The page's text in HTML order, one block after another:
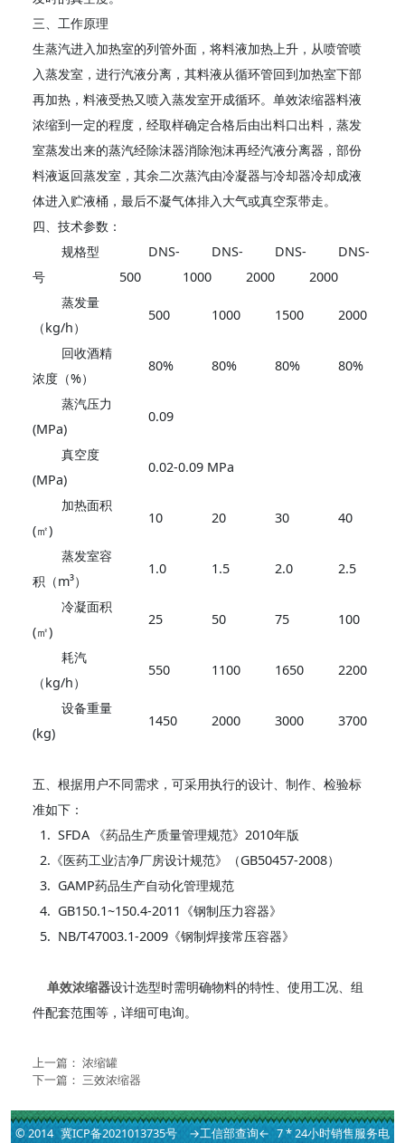
三、工作原理
生蒸汽进入加热室的列管外面，将料液加热上升，从喷管喷
入蒸发室，进行汽液分离，其料液从循环管回到加热室下部
再加热，料液受热又喷入蒸发室开成循环。单效浓缩器料液
浓缩到一定的程度，经取样确定合格后由出料口出料，蒸发
室蒸发出来的蒸汽经除沫器消除泡沫再经汽液分离器，部份
料液返回蒸发室，其余二次蒸汽由冷凝器与冷却器冷却成液
体进入贮液桶，最后不凝气体排入大气或真空泵带走。
四、技术参数：
规格型
号
DNS-
500
DNS-
1000
DNS-
2000
DNS-
2000
蒸发量
（kg/h）
500 1000 1500 2000
回收酒精
浓度（%）
80% 80% 80% 80%
蒸汽压力
(MPa)
0.09
真空度
(MPa)
0.02-0.09 MPa
加热面积
(㎡)
10 20 30 40
蒸发室容
积（m³）
1.0 1.5 2.0 2.5
冷凝面积
(㎡)
25 50 75 100
耗汽
（kg/h）
550 1100 1650 2200
设备重量
(kg)
1450 2000 3000 3700
五、根据用户不同需求，可采用执行的设计、制作、检验标
准如下：
1. SFDA 《药品生产质量管理规范》2010年版
2.《医药工业洁净厂房设计规范》（GB50457-2008）
3. GAMP药品生产自动化管理规范
4. GB150.1~150.4-2011《钢制压力容器》
5. NB/T47003.1-2009《钢制焊接常压容器》
单效浓缩器设计选型时需明确物料的特性、使用工况、组
件配套范围等，详细可电询。
上一篇： 浓缩罐
下一篇： 三效浓缩器
© 2014 冀ICP备2021013735号 →工信部查询← 7 * 24小时销售服务电